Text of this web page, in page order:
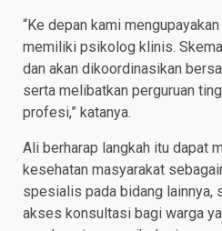
“Ke depan kami
memiliki psikolog klinis.
dan akan dikoordinasikan
serta melibatkan perguruan
profesi,” katanya.
Ali berharap langkah itu dapat
kesehatan masyarakat
spesialis pada bidang lainnya,
akses konsultasi bagi warga